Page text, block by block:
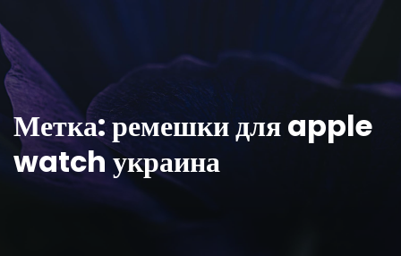
Метка:ремешки для apple
watch украина